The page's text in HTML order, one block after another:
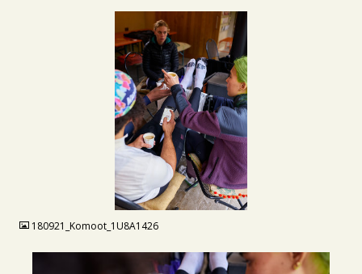
180921_Komoot_1U8A1426